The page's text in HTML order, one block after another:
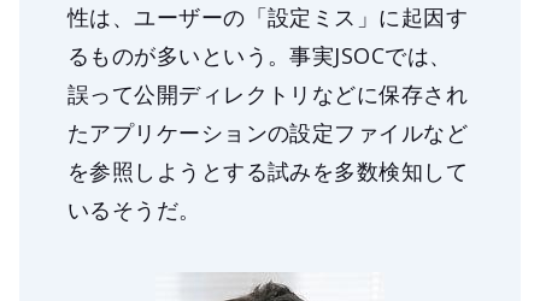
性は、ユーザーの「設定ミス」に起因す
るものが多いという。事実JSOCでは、
誤って公開ディレクトリなどに保存され
たアプリケーションの設定ファイルなど
を参照しようとする試みを多数検知して
いるそうだ。